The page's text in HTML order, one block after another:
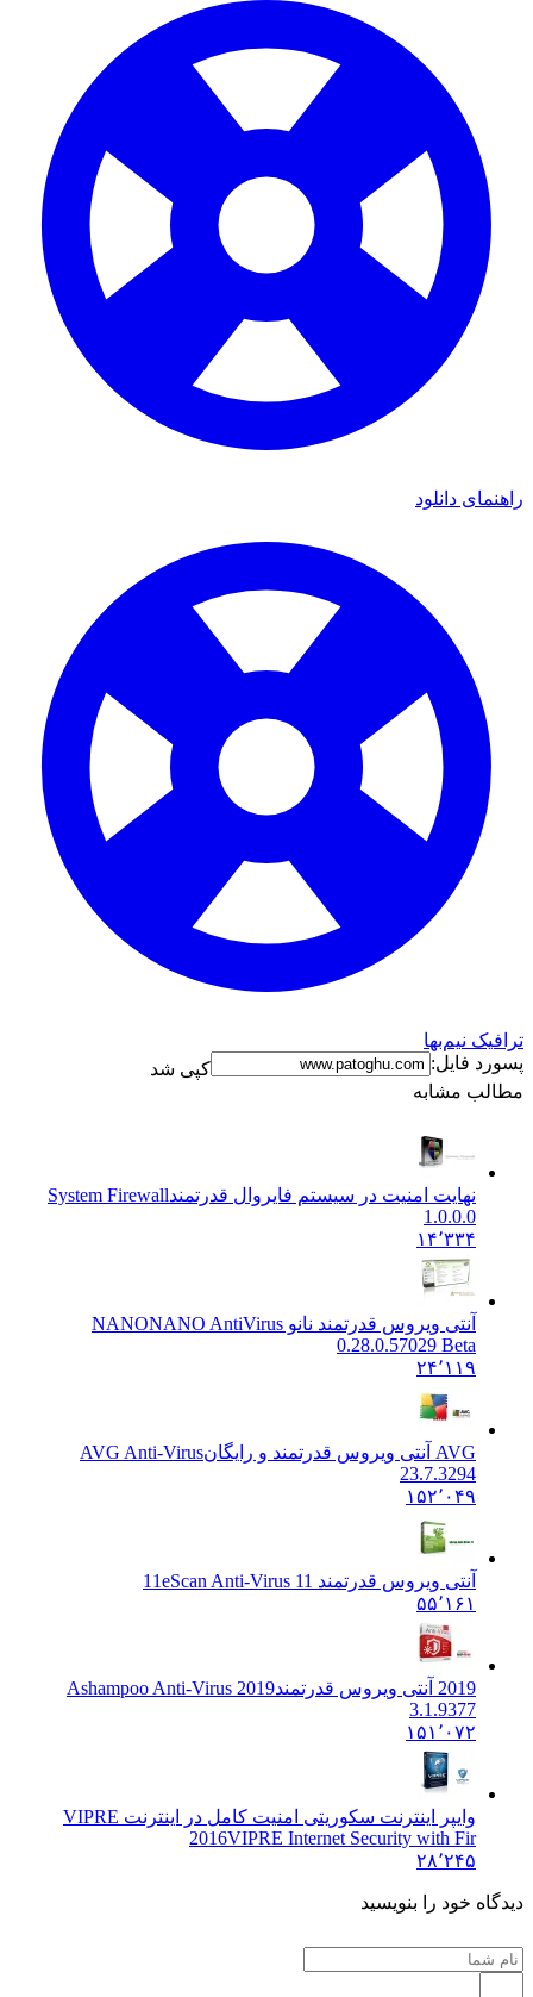
دانلود
نیم‌بها
فایل:
کپی شد
مشابه
نهایت امنیت در سیستم فایروال قدرتمندSystem Firewall
1.0.0.0
۱۴٬۳۳۴
آنتی ویروس قدرتمند نانو NANONANO AntiVirus
0.28.0.57029 Beta
۲۴٬۱۱۹
AVG آنتی ویروس قدرتمند و رایگان
AVG Anti-Virus
23.7.3294
۱۵۲٬۰۴۹
آنتی ویروس قدرتمند 11eScan Anti-Virus 11
۵۵٬۱۶۱
2019 آنتی ویروس قدرتمند
Ashampoo Anti-Virus 2019
3.1.9377
۱۵۱٬۰۷۲
وایپر اینترنت سکوریتی امنیت کامل در اینترنت VIPRE
2016VIPRE Internet Security with Fir
۲۸٬۲۴۵
خود را بنویسید